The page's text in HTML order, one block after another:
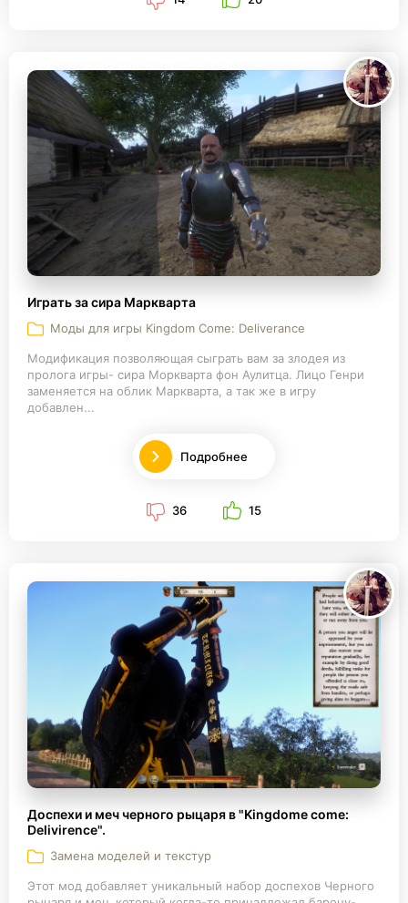
Играть за сира Маркварта
Моды для игры Kingdom Come: Deliverance
Модификация позволяющая сыграть вам за злодея из
пролога игры- сира Моркварта фон Аулитца. Лицо Генри
заменяется на облик Маркварта, а так же в игру
добавлен...
Подробнее
36 15
Доспехи и меч черного рыцаря в "Kingdome come:
Delivirence".
Замена моделей и текстур
Этот мод добавляет уникальный набор доспехов Черного